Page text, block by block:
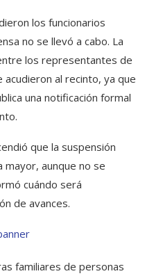
los funcionarios
no se llevó a cabo. La
los representantes de
acudieron al recinto, ya que
una notificación formal
que la suspensión
mayor, aunque no se
cuándo será
de avances.
familiares de personas